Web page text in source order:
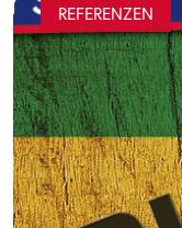
REFERENZEN